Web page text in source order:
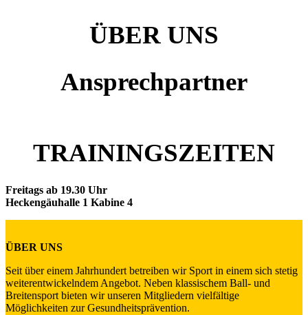
ÜBER UNS
Ansprechpartner
TRAININGSZEITEN
Freitags ab 19.30 Uhr
Heckengäuhalle 1 Kabine 4
ÜBER UNS
Seit über einem Jahrhundert betreiben wir Sport in einem sich stetig
weiterentwickelndem Angebot. Neben klassischem Ball- und
Breitensport bieten wir unseren Mitgliedern vielfältige
Möglichkeiten zur Gesundheitsprävention.